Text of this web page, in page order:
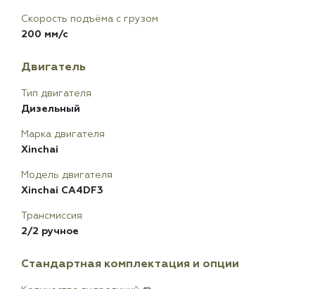
Скорость подъёма с грузом
200 мм/с
Двигатель
Тип двигателя
Дизельный
Марка двигателя
Xinchai
Модель двигателя
Xinchai CA4DF3
Трансмиссия
2/2 ручное
Стандартная комплектация и опции